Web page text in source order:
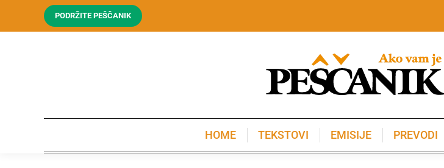
PODRŽITE PEŠČANIK
HOME TEKSTOVI EMISIJE PREVODI